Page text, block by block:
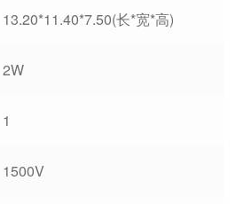
13.20*11.40*7.50(长*宽*高)
2W
1
1500V